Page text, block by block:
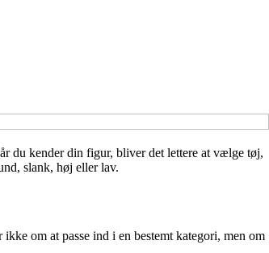
du kender din figur, bliver det lettere at vælge tøj,
slank, høj eller lav.
om at passe ind i en bestemt kategori, men om